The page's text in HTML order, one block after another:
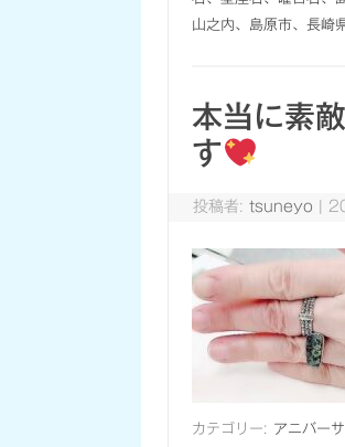
山之内、島原市、長崎
本当に素
す
投稿者:tsuneyo
カテゴリー: アニバー